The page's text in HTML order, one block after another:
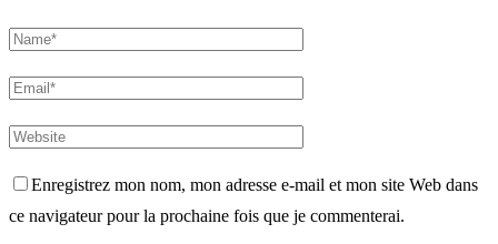
Enregistrez mon nom, mon adresse e-mail et mon site Web dans
ce navigateur pour la prochaine fois que je commenterai.